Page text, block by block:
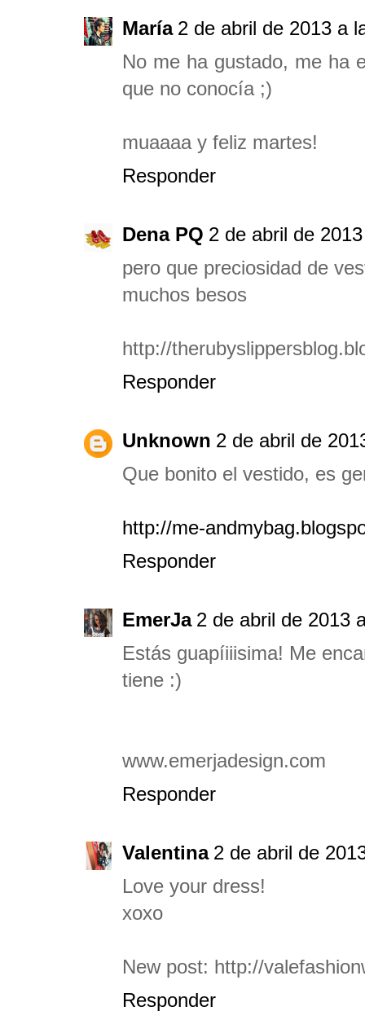
María 2 de abril de 2013 a
No me ha gustado, me ha
que no conocía ;)
muaaaa y feliz martes!
Responder
Dena PQ 2 de abril de
pero que preciosidad de
muchos besos
http://
Responder
Unknown 2 de abril de
Que bonito el vestido, es
http://me-
Responder
EmerJa 2 de abril de 2013
Estás guapíiiisima! Me
tiene :)
www.emerjadesign.com
Responder
Valentina 2 de abril de
Love your dress!
xoxo
New post: http://
Responder